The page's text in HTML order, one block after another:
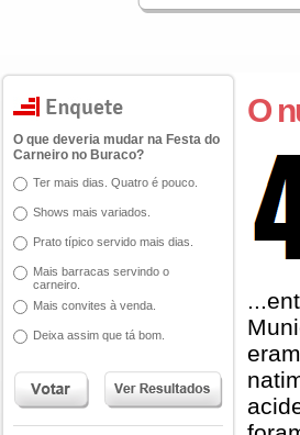
O que deveria mudar na Festa do
Carneiro no Buraco?
Ter mais dias. Quatro é pouco.
Shows mais variados.
Prato típico servido mais dias.
Mais barracas servindo o
carneiro.
Mais convites à venda.
Deixa assim que tá bom.
O